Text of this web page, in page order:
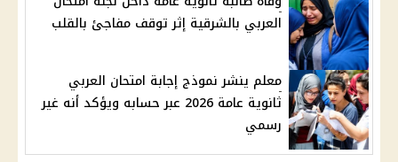
العربي بالشرقية إثر توقف مفاجئ بالقلب
معلم ينشر نموذج إجابة امتحان العربي
ثانوية عامة 2026 عبر حسابه ويؤكد أنه غير
رسمي